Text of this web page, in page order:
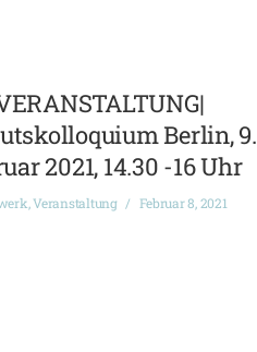
Berlin, 9.
2021, 14.30 -16 Uhr
,Veranstaltung Februar 8, 2021